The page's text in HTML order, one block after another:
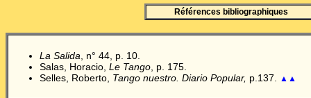
Références bibliographiques
La Salida , n° 44, p. 10.
Salas, Horacio, Le Tango , p. 175.
Selles, Roberto, Tango nuestro. Diario Popular, p.137. ▲▲